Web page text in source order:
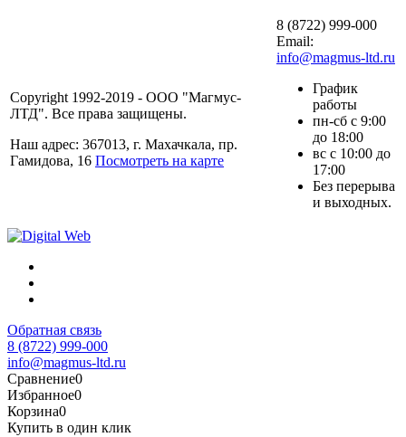
Copyright 1992-2019 - ООО "Магмус-
ЛТД". Все права защищены.
Наш адрес: 367013, г. Махачкала, пр.
Гамидова, 16 Посмотреть на карте
8 (8722) 999-000
Email:
info@magmus-ltd.ru
График
работы
пн-сб с 9:00
до 18:00
вс с 10:00 до
17:00
Без перерыва
и выходных.
Обратная связь
8 (8722) 999-000
info@magmus-ltd.ru
Сравнение0
Избранное0
Корзина0
Купить в один клик